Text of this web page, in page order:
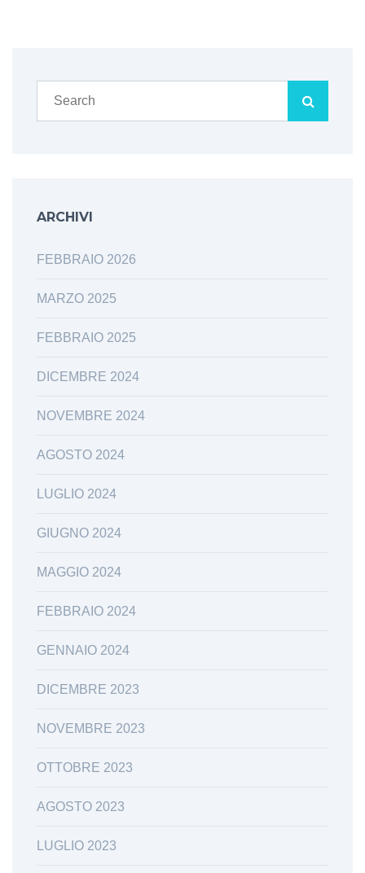
ARCHIVI
FEBBRAIO 2026
MARZO 2025
FEBBRAIO 2025
DICEMBRE 2024
NOVEMBRE 2024
AGOSTO 2024
LUGLIO 2024
GIUGNO 2024
MAGGIO 2024
FEBBRAIO 2024
GENNAIO 2024
DICEMBRE 2023
NOVEMBRE 2023
OTTOBRE 2023
AGOSTO 2023
LUGLIO 2023